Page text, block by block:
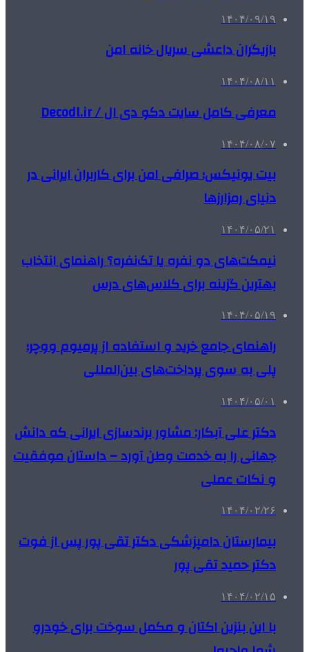
۱۴۰۴/۰۹/۱۹
بازیگران داعشی سریال خانه امن
۱۴۰۴/۰۸/۱۱
معرفی کامل سایت دکو دی ال / Decodl.ir
۱۴۰۴/۰۸/۰۷
بیت یونیکس؛ صرافی امن برای کاربران ایرانی در
دنیای رمزارزها
۱۴۰۴/۰۵/۲۱
نیمکت‌های دو نفره یا تک‌نفره؟ راهنمای انتخاب
بهترین گزینه برای کلاس‌های درس
۱۴۰۴/۰۵/۱۹
راهنمای جامع خرید و استفاده از پرمیوم ووچر؛
پلی به سوی پرداخت‌های بین‌المللی
۱۴۰۴/۰۵/۰۱
دکتر علی آبکار: مشاور برندسازی ایرانی که دانش
جهانی را به خدمت وطن آورد – داستان موفقیت
و نکات عملی
۱۴۰۴/۰۲/۲۶
بیمارستان دامپزشکی دکتر تقی پور پس از فوت
دکتر حمید تقی پور
۱۴۰۴/۰۲/۱۵
با این بنزین اکتان و مکمل سوخت برای خودرو